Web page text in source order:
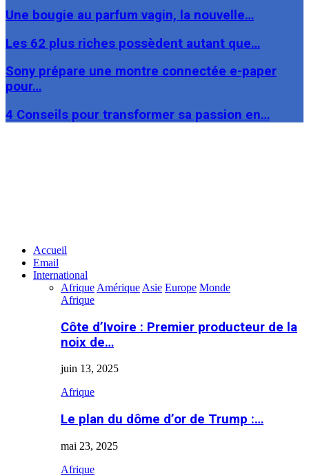
Une bougie au parfum vagin, la nouvelle…
Les 62 plus riches possèdent autant que…
Sony prépare une montre connectée e-paper
pour…
4 Conseils pour transformer sa passion en…
Accueil
Email
International
Afrique Amérique Asie Europe Monde
Afrique
Côte d’Ivoire : Premier producteur de la
noix de…
juin 13, 2025
Afrique
Le plan du dôme d’or de Trump :…
mai 23, 2025
Afrique